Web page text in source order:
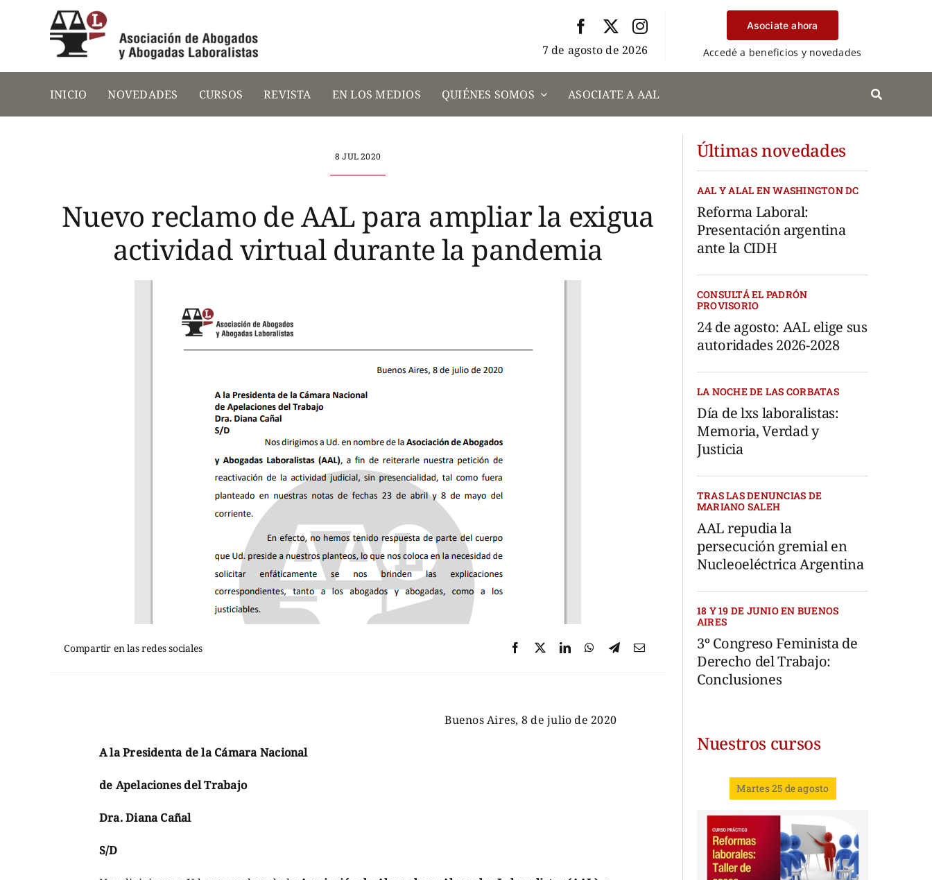
7 de agosto de 2026
Asociate ahora
Accedé a beneficios y novedades
INICIO NOVEDADES CURSOS REVISTA EN LOS MEDIOS QUIÉNES SOMOS ASOCIATE A AAL
8 JUL 2020
Nuevo reclamo de AAL para ampliar la exigua
actividad virtual durante la pandemia
Compartir en las redes sociales
Buenos Aires, 8 de julio de 2020
A la Presidenta de la Cámara Nacional
de Apelaciones del Trabajo
Dra. Diana Cañal
S/D
Últimas novedades
AAL Y ALAL EN WASHINGTON DC
Reforma Laboral:
Presentación argentina
ante la CIDH
CONSULTÁ EL PADRÓN
PROVISORIO
24 de agosto: AAL elige sus
autoridades 2026-2028
LA NOCHE DE LAS CORBATAS
Día de lxs laboralistas:
Memoria, Verdad y
Justicia
TRAS LAS DENUNCIAS DE
MARIANO SALEH
AAL repudia la
persecución gremial en
Nucleoeléctrica Argentina
18 Y 19 DE JUNIO EN BUENOS
AIRES
3º Congreso Feminista de
Derecho del Trabajo:
Conclusiones
Nuestros cursos
Martes 25 de agosto